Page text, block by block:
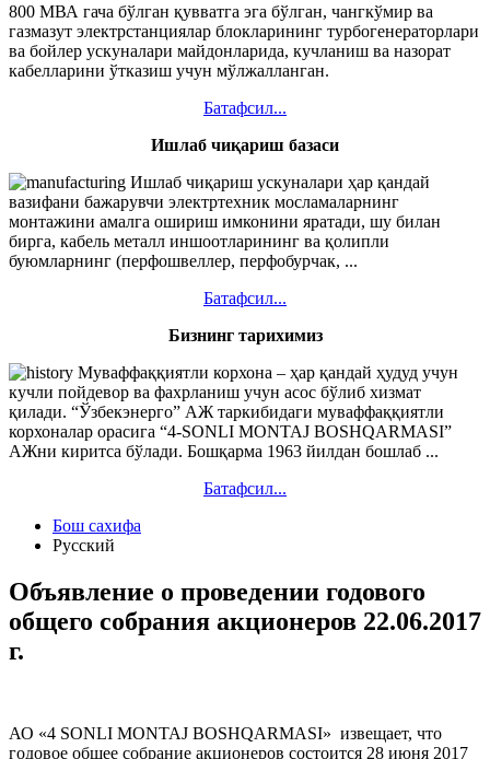
800 МВА гача бўлган қувватга эга бўлган, чангкўмир ва
газмазут электрстанциялар блокларининг турбогенераторлари
ва бойлер ускуналари майдонларида, кучланиш ва назорат
кабелларини ўтказиш учун мўлжалланган.
Батафсил...
Ишлаб чиқариш базаси
Ишлаб чиқариш ускуналари ҳар қандай
вазифани бажарувчи электртехник мосламаларнинг
монтажини амалга ошириш имконини яратади, шу билан
бирга, кабель металл иншоотларининг ва қолипли
буюмларнинг (перфошвеллер, перфобурчак, ...
Батафсил...
Бизнинг тарихимиз
Муваффаққиятли корхона – ҳар қандай ҳудуд учун
кучли пойдевор ва фахрланиш учун асос бўлиб хизмат
қилади. “Ўзбекэнерго” АЖ таркибидаги муваффаққиятли
корхоналар орасига “4-SONLI MONTAJ BOSHQARMASI”
АЖни киритса бўлади. Бошқарма 1963 йилдан бошлаб ...
Батафсил...
Бош сахифа
Русский
Объявление о проведении годового
общего собрания акционеров 22.06.2017
г.
АО «4 SONLI MONTAJ BOSHQARMASI» извещает, что
годовое общее собрание акционеров состоится 28 июня 2017